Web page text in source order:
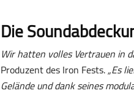
Die
Wir hatten volles Vertrauen in
Produzent des Iron Fests.„Es
Gelände und dank seines